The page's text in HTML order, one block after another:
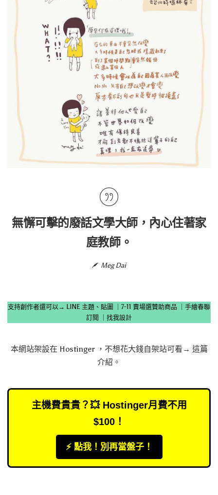
無懈可擊的廢話文學大師，內心住著家
庭教師。
Meg Dai
支持創作者還可以→ LINE 主題、貼圖 7-11 賣場選贊助商品
手繪春聯
訂閱
找我設計
本網站架設在 Hostinger，不想花大錢自架站可看→ 這篇
介紹 。
主機費貴貴？💥 Hostinger月費不用
$100！
⚡️ 點我！別再當盤子！